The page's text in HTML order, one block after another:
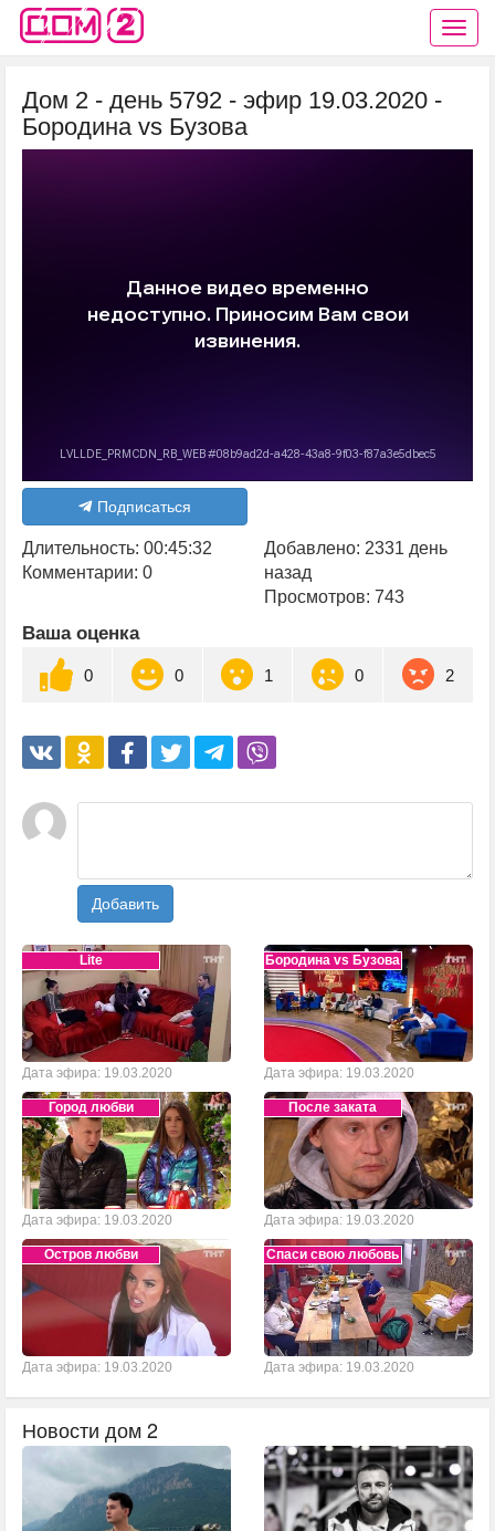
Дом 2 - день 5792 - эфир 19.03.2020 -
Бородина vs Бузова
Подписаться
Длительность: 00:45:32
Комментарии: 0
Добавлено: 2331 день
назад
Просмотров: 743
Ваша оценка
0 0 1 0 2
Добавить
Lite
Дата эфира: 19.03.2020
Бородина vs Бузова
Дата эфира: 19.03.2020
Город любви
Дата эфира: 19.03.2020
После заката
Дата эфира: 19.03.2020
Остров любви
Дата эфира: 19.03.2020
Спаси свою любовь
Дата эфира: 19.03.2020
Новости дом 2